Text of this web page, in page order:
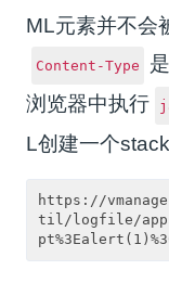
ML元素并不会
Content-Type 是
浏览器中执行
L创建一个
https://
til/logfile/